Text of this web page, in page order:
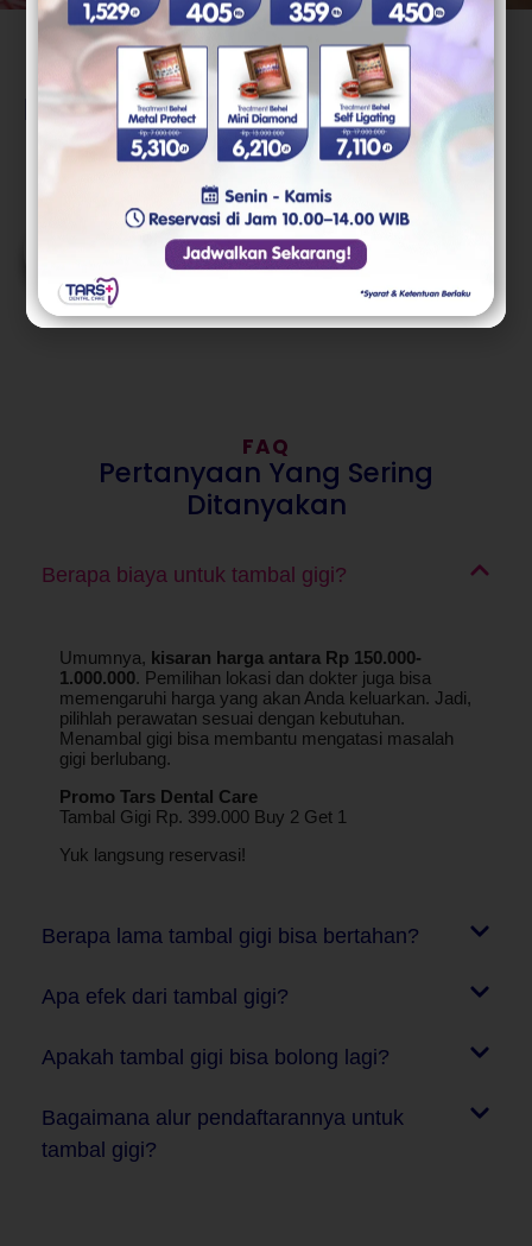
Partner Asuransi TARS Dental Care
Kami telah bekerja sama dengan berbagai partner
penyedia asuransi untuk memastikan Anda mendapatkan
kemudahan pelayanan.
FAQ
Pertanyaan Yang Sering
Ditanyakan
Berapa biaya untuk tambal gigi?
Umumnya, kisaran harga antara Rp 150.000-
1.000.000. Pemilihan lokasi dan dokter juga bisa
memengaruhi harga yang akan Anda keluarkan. Jadi,
pilihlah perawatan sesuai dengan kebutuhan.
Menambal gigi bisa membantu mengatasi masalah
gigi berlubang.
Promo Tars Dental Care
Tambal Gigi Rp. 399.000 Buy 2 Get 1
Yuk langsung reservasi!
Berapa lama tambal gigi bisa bertahan?
Apa efek dari tambal gigi?
Apakah tambal gigi bisa bolong lagi?
Bagaimana alur pendaftarannya untuk
tambal gigi?